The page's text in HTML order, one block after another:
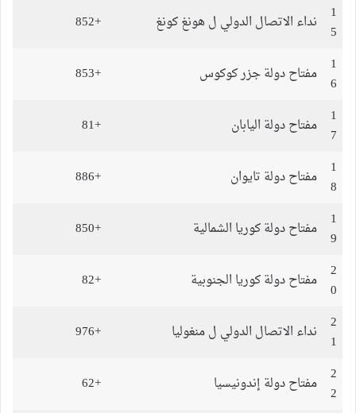
1
5
نداء الاتصال الدولي ل هونغ كونغ
+852
1
6
مفتاح دولة جزر كوكوس
+853
1
7
مفتاح دولة اليابان
+81
1
8
مفتاح دولة تايوان
+886
1
9
مفتاح دولة كوريا الشمالية
+850
2
0
مفتاح دولة كوريا الجنوبية
+82
2
1
نداء الاتصال الدولي ل منغوليا
+976
2
2
مفتاح دولة إندونيسيا
+62